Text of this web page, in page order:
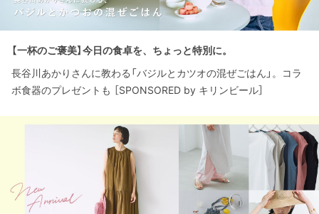
【一杯のご褒美】今日の食卓を、ちょっと特別に。
長谷川あかりさんに教わる「バジルとカツオの混ぜごはん」。コラ
ボ食器のプレゼントも ［SPONSORED by キリンビール］